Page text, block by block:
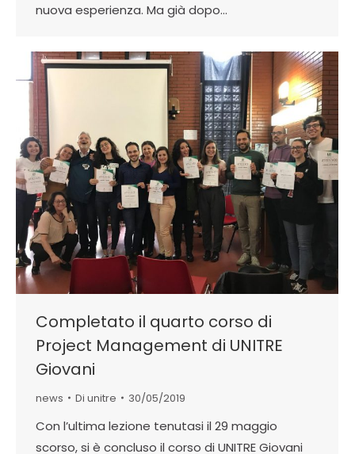
nuova esperienza. Ma già dopo…
Completato il quarto corso di
Project Management di UNITRE
Giovani
news Di unitre 30/05/2019
Con l’ultima lezione tenutasi il 29 maggio
scorso, si è concluso il corso di UNITRE Giovani